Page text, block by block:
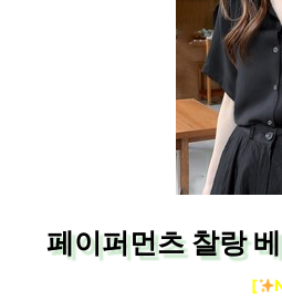
페이퍼먼츠 찰랑
[